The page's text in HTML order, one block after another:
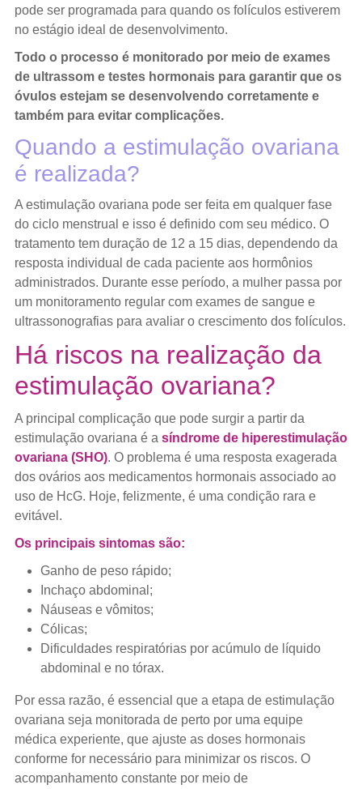
pode ser programada para quando os folículos estiverem
no estágio ideal de desenvolvimento.
Todo o processo é monitorado por meio de exames
de ultrassom e testes hormonais para garantir que os
óvulos estejam se desenvolvendo corretamente e
também para evitar complicações.
Quando a estimulação ovariana
é realizada?
A estimulação ovariana pode ser feita em qualquer fase
do ciclo menstrual e isso é definido com seu médico. O
tratamento tem duração de 12 a 15 dias, dependendo da
resposta individual de cada paciente aos hormônios
administrados. Durante esse período, a mulher passa por
um monitoramento regular com exames de sangue e
ultrassonografias para avaliar o crescimento dos folículos.
Há riscos na realização da
estimulação ovariana?
A principal complicação que pode surgir a partir da
estimulação ovariana é a síndrome de hiperestimulação
ovariana (SHO). O problema é uma resposta exagerada
dos ovários aos medicamentos hormonais associado ao
uso de HcG. Hoje, felizmente, é uma condição rara e
evitável.
Os principais sintomas são:
Ganho de peso rápido;
Inchaço abdominal;
Náuseas e vômitos;
Cólicas;
Dificuldades respiratórias por acúmulo de líquido
abdominal e no tórax.
Por essa razão, é essencial que a etapa de estimulação
ovariana seja monitorada de perto por uma equipe
médica experiente, que ajuste as doses hormonais
conforme for necessário para minimizar os riscos. O
acompanhamento constante por meio de